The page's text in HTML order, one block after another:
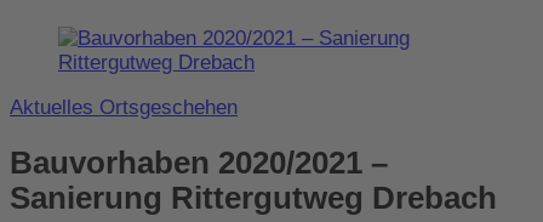
Aktuelles Ortsgeschehen
Bauvorhaben 2020/2021 –
Sanierung Rittergutweg Drebach